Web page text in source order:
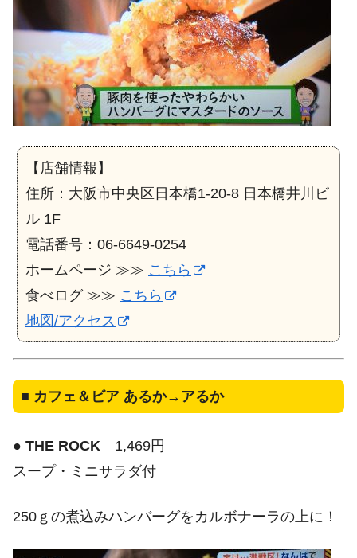
【店舗情報】
住所：大阪市中央区日本橋1-20-8 日本橋井川ビ
ル 1F
電話番号：06-6649-0254
ホームページ ≫≫ こちら
食べログ ≫≫ こちら
地図/アクセス
■ カフェ＆ビア あるか→アるか
● THE ROCK 1,469円
スープ・ミニサラダ付
250ｇの煮込みハンバーグをカルボナーラの上に！